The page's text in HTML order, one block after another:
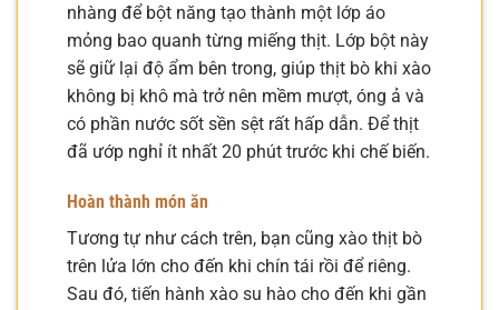
nhàng để bột năng tạo thành một lớp áo
mỏng bao quanh từng miếng thịt. Lớp bột này
sẽ giữ lại độ ẩm bên trong, giúp thịt bò khi xào
không bị khô mà trở nên mềm mượt, óng ả và
có phần nước sốt sền sệt rất hấp dẫn. Để thịt
đã ướp nghỉ ít nhất 20 phút trước khi chế biến.
Hoàn thành món ăn
Tương tự như cách trên, bạn cũng xào thịt bò
trên lửa lớn cho đến khi chín tái rồi để riêng.
Sau đó, tiến hành xào su hào cho đến khi gần